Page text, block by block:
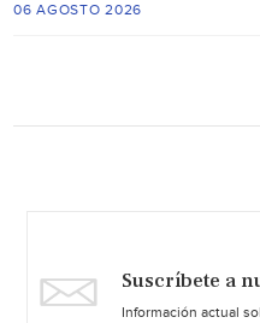
06 AGOSTO 2026
Suscríbete a
Información actual